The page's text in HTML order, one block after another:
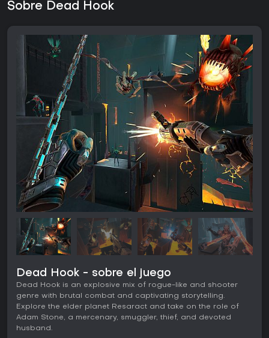
Sobre Dead Hook
Dead Hook - sobre el juego
Dead Hook is an explosive mix of rogue-like and shooter
genre with brutal combat and captivating storytelling.
Explore the elder planet Resaract and take on the role of
Adam Stone, a mercenary, smuggler, thief, and devoted
husband.